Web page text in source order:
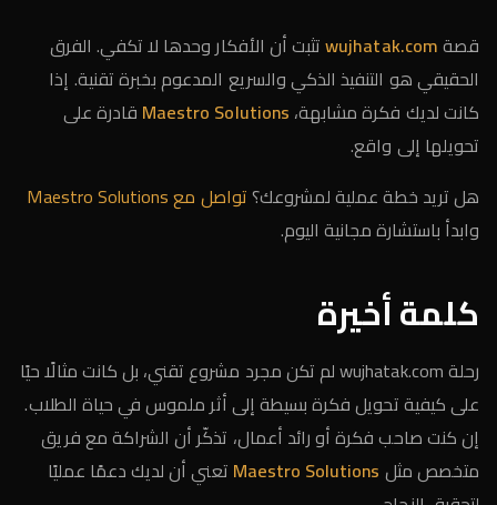
قصةwujhatak.comتثبت أن الأفكار وحدها لا تكفي. الفرق
الحقيقي هو التنفيذ الذكي والسريع المدعوم بخبرة تقنية. إذا
كانت لديك فكرة مشابهة، Maestro Solutions قادرة على
تحويلها إلى واقع.
هل تريد خطة عملية لمشروعك؟تواصل مع Maestro Solutions
وابدأ باستشارة مجانية اليوم.
كلمة أخيرة
رحلة wujhatak.com لم تكن مجرد مشروع تقني، بل كانت مثالًا حيًا
على كيفية تحويل فكرة بسيطة إلى أثر ملموس في حياة الطلاب.
إن كنت صاحب فكرة أو رائد أعمال، تذكّر أن الشراكة مع فريق
متخصص مثل Maestro Solutions تعني أن لديك دعمًا عمليًا